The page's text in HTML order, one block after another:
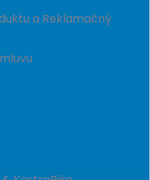
a Reklamačný